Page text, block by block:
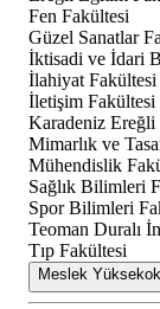
Fen Fakültesi
Güzel Sanatlar
İktisadi ve İdari
İlahiyat Fakültesi
İletişim Fakültesi
Karadeniz
Mimarlık ve
Mühendislik
Sağlık Bilimleri
Spor Bilimleri
Teoman Duralı
Tıp Fakültesi
Meslek